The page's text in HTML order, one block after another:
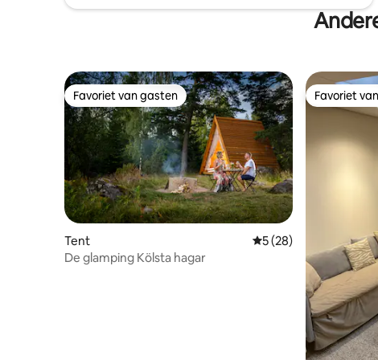
Favoriet van gasten
Favoriet van gasten
Tent Gemiddelde
5 (28)
De glamping Kölsta hagar
Favoriet
Favoriet